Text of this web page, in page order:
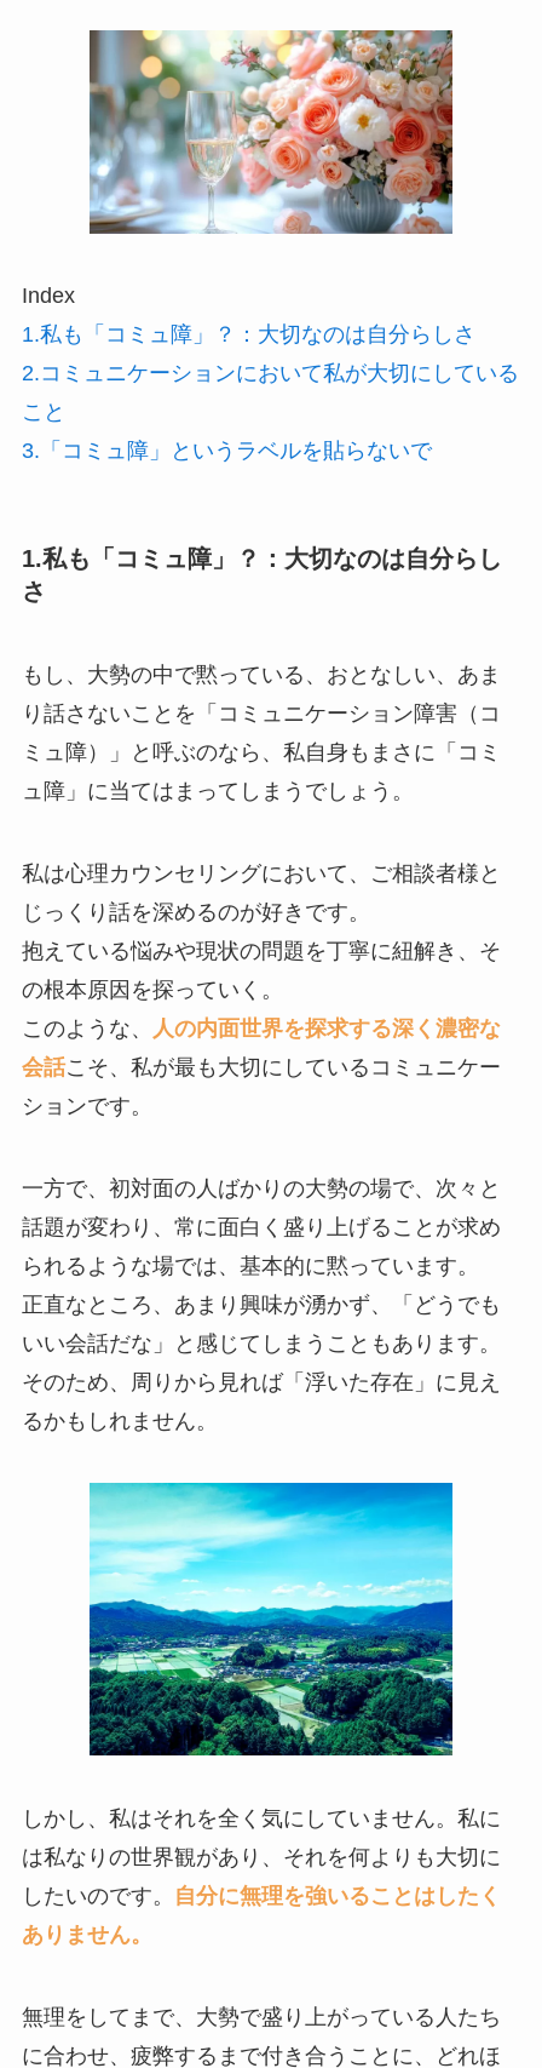
Index
1.私も「コミュ障」？：大切なのは自分らしさ
2.コミュニケーションにおいて私が大切にしている
こと
3.「コミュ障」というラベルを貼らないで
1.私も「コミュ障」？：大切なのは自分らし
さ
もし、大勢の中で黙っている、おとなしい、あま
り話さないことを「コミュニケーション障害（コ
ミュ障）」と呼ぶのなら、私自身もまさに「コミ
ュ障」に当てはまってしまうでしょう。
私は心理カウンセリングにおいて、ご相談者様と
じっくり話を深めるのが好きです。
抱えている悩みや現状の問題を丁寧に紐解き、そ
の根本原因を探っていく。
このような、
人の内面世界を探求する深く濃密な
会話こそ、私が最も大切にしているコミュニケー
ションです。
一方で、初対面の人ばかりの大勢の場で、次々と
話題が変わり、常に面白く盛り上げることが求め
られるような場では、基本的に黙っています。
正直なところ、あまり興味が湧かず、「どうでも
いい会話だな」と感じてしまうこともあります。
そのため、周りから見れば「浮いた存在」に見え
るかもしれません。
しかし、私はそれを全く気にしていません。私に
は私なりの世界観があり、それを何よりも大切に
したいのです。
自分に無理を強いることはしたく
ありません。
無理をしてまで、大勢で盛り上がっている人たち
に合わせ、疲弊するまで付き合うことに、どれほ